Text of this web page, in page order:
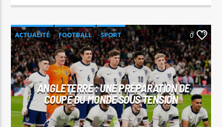
ACTUALITÉ FOOTBALL SPORT 0
ANGLETERRE : UNE PRÉPARATION DE
COUPE DU MONDE SOUS TENSION